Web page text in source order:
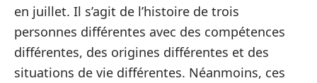
en juillet. Il s’agit de l’histoire de trois
personnes différentes avec des compétences
différentes, des origines différentes et des
situations de vie différentes. Néanmoins, ces